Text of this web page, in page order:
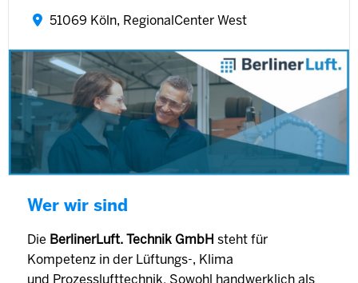
51069 Köln, RegionalCenter West
Wer wir sind
Die BerlinerLuft. Technik GmbH steht für
Kompetenz in der Lüftungs-, Klima
und Prozesslufttechnik. Sowohl handwerklich als